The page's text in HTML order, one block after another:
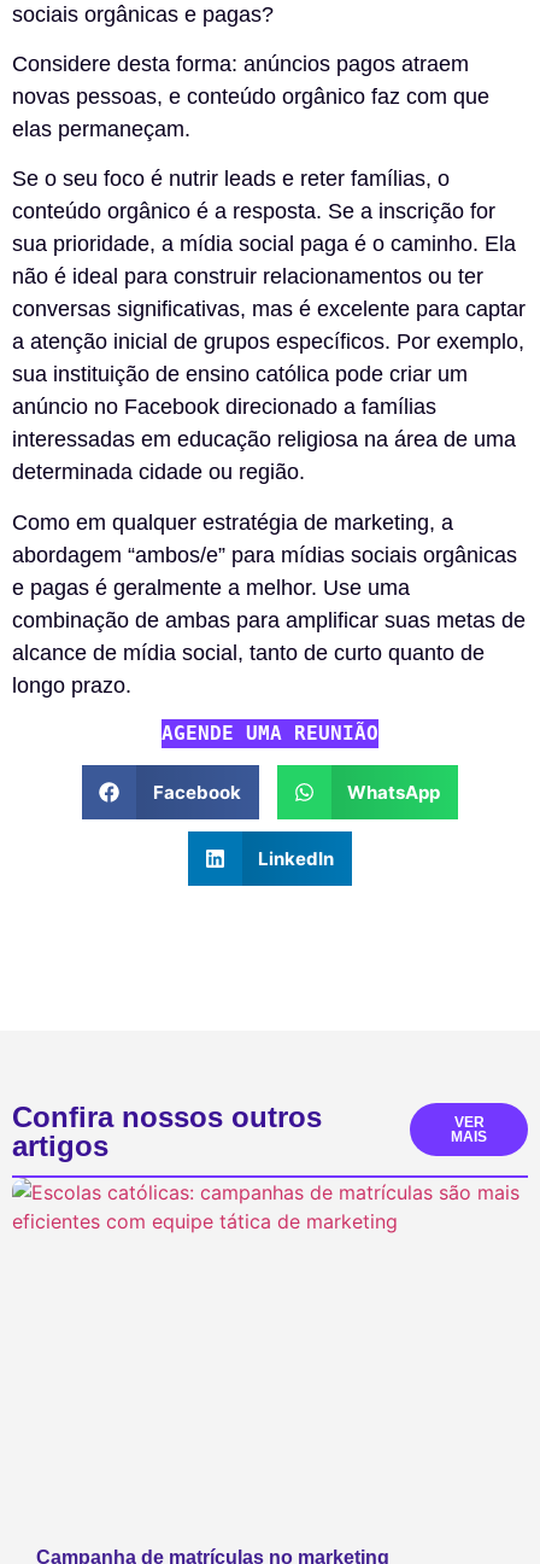
sociais orgânicas e pagas?
Considere desta forma: anúncios pagos atraem
novas pessoas, e conteúdo orgânico faz com que
elas permaneçam.
Se o seu foco é nutrir leads e reter famílias, o
conteúdo orgânico é a resposta. Se a inscrição for
sua prioridade, a mídia social paga é o caminho. Ela
não é ideal para construir relacionamentos ou ter
conversas significativas, mas é excelente para captar
a atenção inicial de grupos específicos. Por exemplo,
sua instituição de ensino católica pode criar um
anúncio no Facebook direcionado a famílias
interessadas em educação religiosa na área de uma
determinada cidade ou região.
Como em qualquer estratégia de marketing, a
abordagem “ambos/e” para mídias sociais orgânicas
e pagas é geralmente a melhor. Use uma
combinação de ambas para amplificar suas metas de
alcance de mídia social, tanto de curto quanto de
longo prazo.
AGENDE UMA REUNIÃO
Facebook WhatsApp
LinkedIn
Confira nossos outros
artigos
VER
MAIS
Campanha de matrículas no marketing